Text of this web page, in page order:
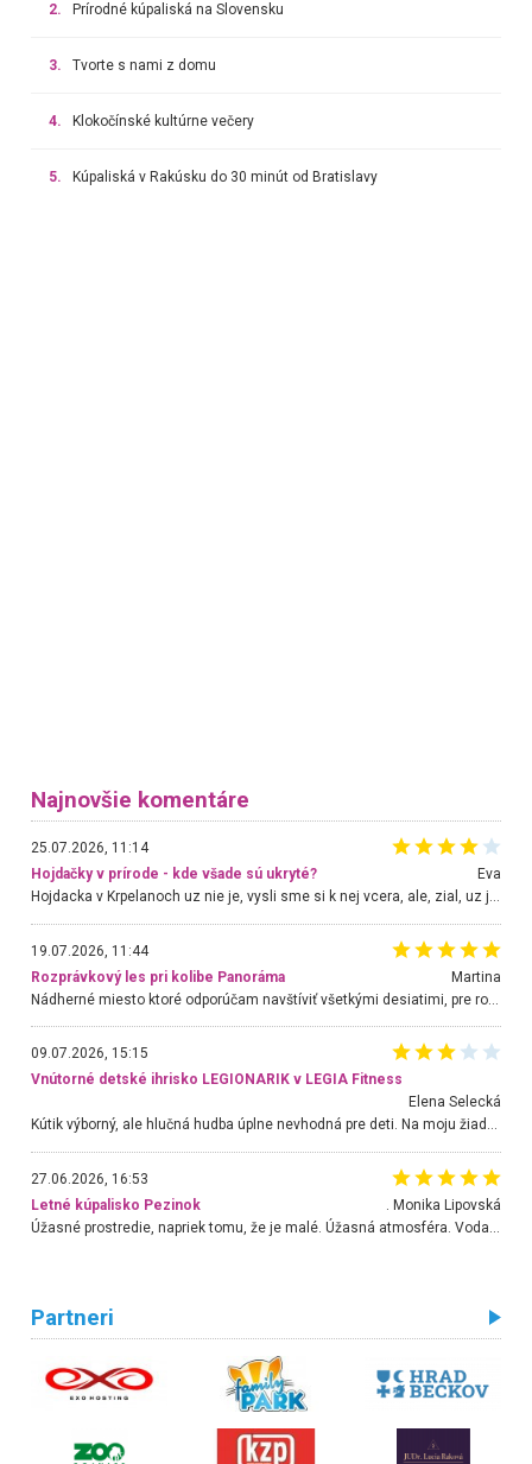
2. Prírodné kúpaliská na Slovensku
3. Tvorte s nami z domu
4. Klokočínské kultúrne večery
5. Kúpaliská v Rakúsku do 30 minút od Bratislavy
Najnovšie komentáre
25.07.2026, 11:14
Hojdačky v prírode - kde všade sú ukryté?
Eva
Hojdacka v Krpelanoch uz nie je, vysli sme si k nej vcera, ale, zial, uz je znicena. Ak sem planujete cestu len kvoli hojdacke, mozete si ju usetrit. Krasny vyhlad je tu vsak aj bez hojdacky :-)
19.07.2026, 11:44
Rozprávkový les pri kolibe Panoráma
Martina
Nádherné miesto ktoré odporúčam navštíviť všetkými desiatimi, pre rodiny s deťmi, dôchodcom... Proste a jednoducho ozaj rozprávkový les.. určite ešte prídeme. Odniesli sme si na pamiatku krásne tričká,
09.07.2026, 15:15
Vnútorné detské ihrisko LEGIONARIK v LEGIA Fitness
Elena Selecká
Kútik výborný, ale hlučná hudba úplne nevhodná pre deti. Na moju žiadosť o aspoň sušenie nereagovali.
27.06.2026, 16:53
Letné kúpalisko Pezinok
. Monika Lipovská
Úžasné prostredie, napriek tomu, že je malé. Úžasná atmosféra. Voda fantastická a nádherná. Ľudí je pomerne veľa, ale su mili a ohľaduplní. Je veľmi zaujímavé sledovať, ako dokážu spolu športovať cudzí ľudia a bez ohľadu na vek. Vládne tu pohoda. Vnuka neviem dostať z vody. Ďakujem za krásny deň . Urcite sa sem vrátim. Jediný problém je s parkovaním, ale aj ten sa mi podarilo vyriešiť. Monika Bratislava
Partneri